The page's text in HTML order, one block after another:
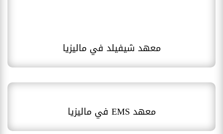
معهد شيفيلد في ماليزيا
معهد EMS في ماليزيا